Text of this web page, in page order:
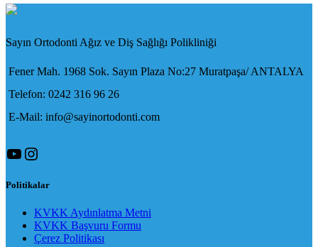
Sayın Ortodonti Ağız ve Diş Sağlığı Polikliniği
Fener Mah. 1968 Sok. Sayın Plaza No:27 Muratpaşa/ ANTALYA
Telefon: 0242 316 96 26
E-Mail: info@sayinortodonti.com
YouTube
Instagram
Politikalar
KVKK Aydınlatma Metni
KVKK Başvuru Formu
Çerez Politikası